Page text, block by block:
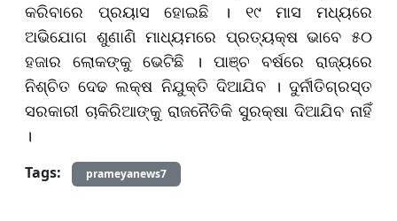
କରିବାରେ ପ୍ରୟାସ ହୋଇଛି । ୧୯ ମାସ ମଧ୍ୟରେ
ଅଭିଯୋଗ ଶୁଣାଣି ମାଧ୍ୟମରେ ପ୍ରତ୍ୟକ୍ଷ ଭାବେ ୫୦
ହଜାର ଲୋକଙ୍କୁ ଭେଟିଛି । ପାଞ୍ଚ ବର୍ଷରେ ରାଜ୍ୟରେ
ନିଶ୍ଚିତ ଦେଢ ଲକ୍ଷ ନିଯୁକ୍ତି ଦିଆଯିବ । ଦୁର୍ନୀତିଗ୍ରସ୍ତ
ସରକାରୀ ଚାକିରିଆଙ୍କୁ ରାଜନୈତିକି ସୁରକ୍ଷା ଦିଆଯିବ ନାହିଁ
।
Tags: prameyanews7